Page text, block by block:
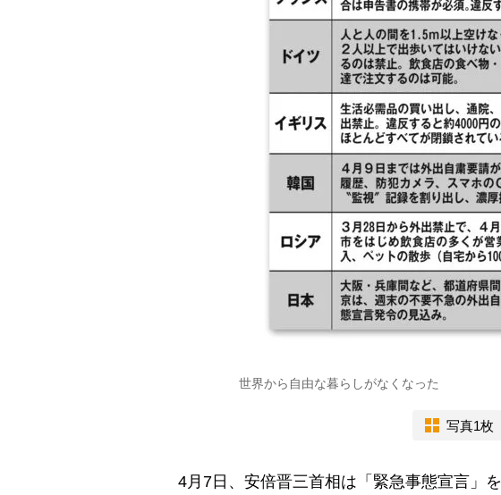
世界から自由な暮らしがなくなった
写真1枚
4月7日、安倍晋三首相は「緊急事態宣言」